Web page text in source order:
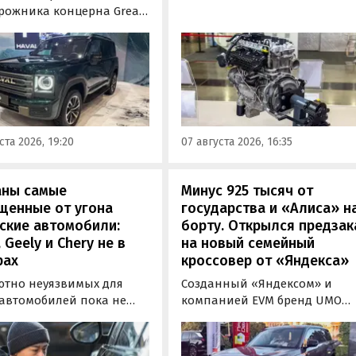
концерна Great
заводе
Речь о Haval H9,
и Tank 500, которые
прошли
и получили
типа
средства (ОТТС).
2026, 19:20
получивший индекс 414320.
Корреспонденту
«Автоновостей дня» удалось
лично ознакомиться с
новинкой на выставке
«Иннопром» в
07 августа 2026, 16:35
самые
от угона
автомобили:
Geely и Chery не в
неуязвимых для
пока не
больше
Минус 925 тысяч от
государства и «Алиса»
борту. Открылся
на новый семейный
кроссовер от «Яндекса»
Созданный «Яндексом» и
компанией EVM бренд UMO
на свою вторую модель
- полноразмерный